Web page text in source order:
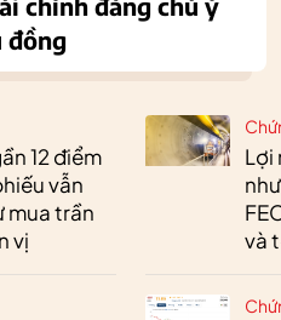
12 điểm
vẫn
mua trần
vị
Lợi
và
đồng